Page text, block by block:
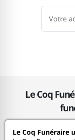
Le Coq
Le Coq Funéraire